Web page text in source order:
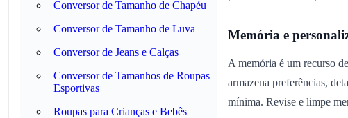
Conversor de Tamanho de Chapéu
Conversor de Tamanho de Luva
Conversor de Jeans e Calças
Conversor de Tamanhos de Roupas
Esportivas
Roupas para Crianças e Bebês
Memória e
A memória é um recurso
armazena preferências,
mínima. Revise e limpe